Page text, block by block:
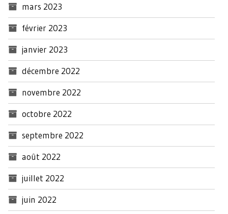
mars 2023
février 2023
janvier 2023
décembre 2022
novembre 2022
octobre 2022
septembre 2022
août 2022
juillet 2022
juin 2022